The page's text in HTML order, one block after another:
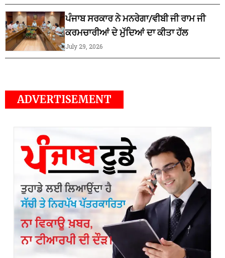
ਪੰਜਾਬ ਸਰਕਾਰ ਨੇ ਮਨਰੇਗਾ/ਵੀਬੀ ਜੀ ਰਾਮ ਜੀ
ਕਰਮਚਾਰੀਆਂ ਦੇ ਮੁੱਦਿਆਂ ਦਾ ਕੀਤਾ ਹੱਲ
July 29, 2026
ADVERTISEMENT